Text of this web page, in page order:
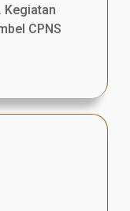
Kegiatan
CPNS